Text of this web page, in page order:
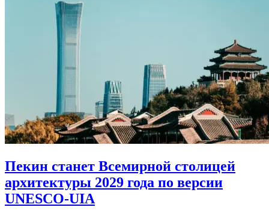
Пекин станет Всемирной столицей
архитектуры 2029 года по версии
UNESCO-UIA